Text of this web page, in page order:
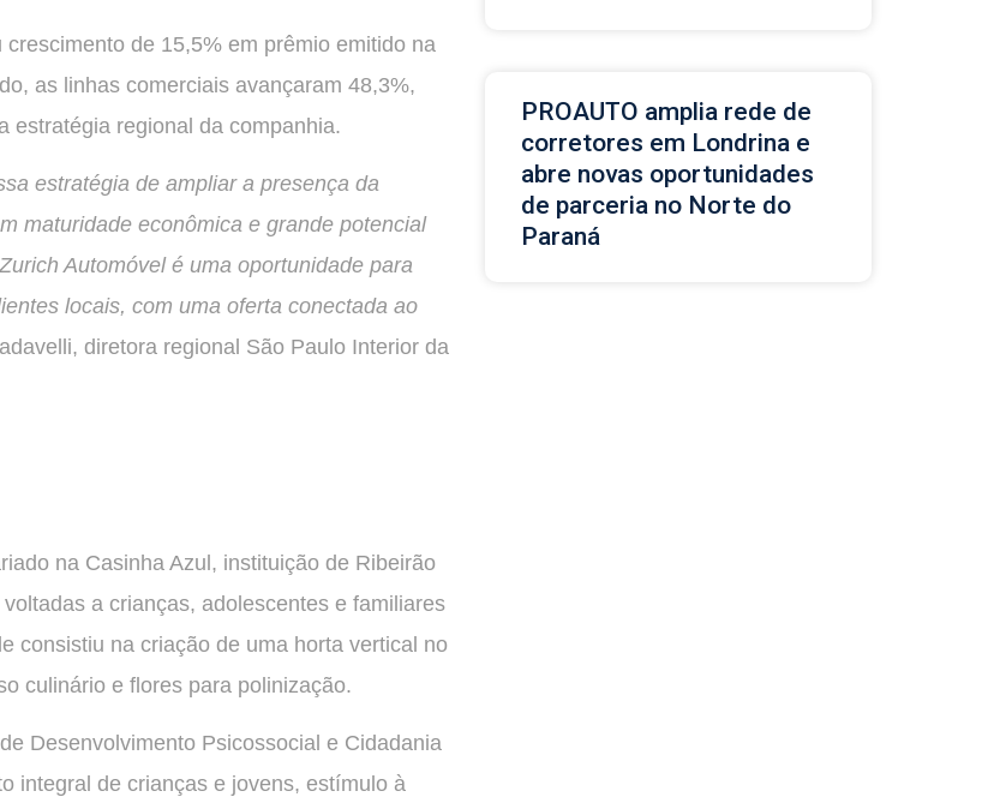
de 15,5% em prêmio emitido na
as linhas comerciais avançaram 48,3%,
estratégia regional da companhia.
estratégia de ampliar a presença da
maturidade econômica e grande potencial
Automóvel é uma oportunidade para
locais, com uma oferta conectada ao
diretora regional São Paulo Interior da
na Casinha Azul, instituição de Ribeirão
a crianças, adolescentes e familiares
consistiu na criação de uma horta vertical no
culinário e flores para polinização.
Desenvolvimento Psicossocial e Cidadania
integral de crianças e jovens, estímulo à
PROAUTO amplia rede de
corretores em Londrina e
abre novas oportunidades
de parceria no Norte do
Paraná